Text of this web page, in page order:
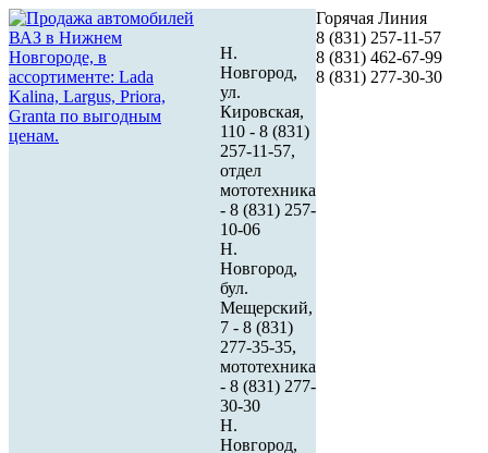
Н.
Новгород,
ул.
Кировская,
110 - 8 (831)
257-11-57,
отдел
мототехника
- 8 (831) 257-
10-06
Н.
Новгород,
бул.
Мещерский,
7 - 8 (831)
277-35-35,
мототехника
- 8 (831) 277-
30-30
Н.
Новгород,
Горячая Линия
8 (831) 257-11-57
8 (831) 462-67-99
8 (831) 277-30-30